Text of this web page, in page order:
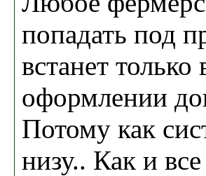
попадать под
встанет
оформлении
Потому как
низу.. Как и